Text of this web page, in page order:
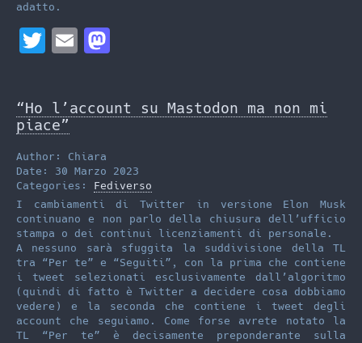
adatto.
T
t
t
e
r
E
i
l
t
d
o
n
“Ho l’account su Mastodon ma non mi
piace”
Author: Chiara
Date: 30 Marzo 2023
Categories: Fediverso
I cambiamenti di Twitter in versione Elon Musk
continuano e non parlo della chiusura dell’ufficio
stampa o dei continui licenziamenti di personale.
A nessuno sarà sfuggita la suddivisione della TL
tra “Per te” e “Seguiti”, con la prima che contiene
i tweet selezionati esclusivamente dall’algoritmo
(quindi di fatto è Twitter a decidere cosa dobbiamo
vedere) e la seconda che contiene i tweet degli
account che seguiamo. Come forse avrete notato la
TL “Per te” è decisamente preponderante sulla